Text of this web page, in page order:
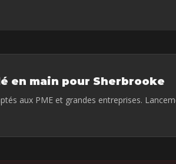
en main pour Sherbrooke
aux PME et grandes entreprises.